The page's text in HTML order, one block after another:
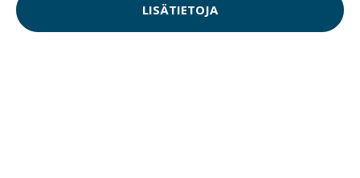
LISÄTIETOJA